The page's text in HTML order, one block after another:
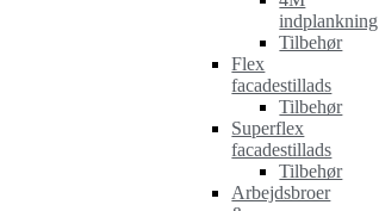
indplankning
Tilbehør
Flex
facadestillads
Tilbehør
Superflex
facadestillads
Tilbehør
Arbejdsbroer